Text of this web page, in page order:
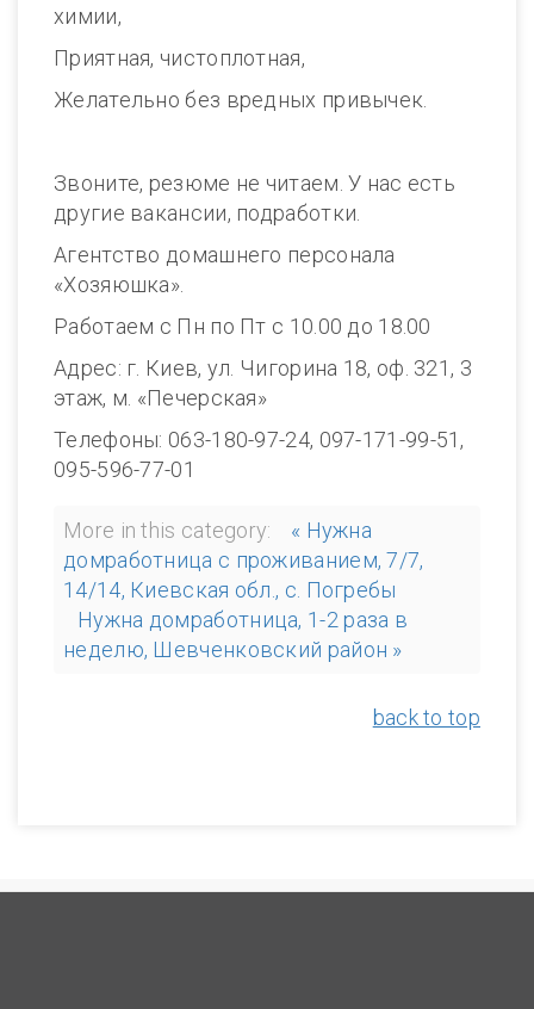
химии,
Приятная, чистоплотная,
Желательно без вредных привычек.
Звоните, резюме не читаем. У нас есть
другие вакансии, подработки.
Агентство домашнего персонала
«Хозяюшка».
Работаем с Пн по Пт с 10.00 до 18.00
Адрес: г. Киев, ул. Чигорина 18, оф. 321, 3
этаж, м. «Печерская»
Телефоны: 063-180-97-24, 097-171-99-51,
095-596-77-01
More in this category:
« Нужна
домработница с проживанием, 7/7,
14/14, Киевская обл., с. Погребы
Нужна домработница, 1-2 раза в
неделю, Шевченковский район »
back to top